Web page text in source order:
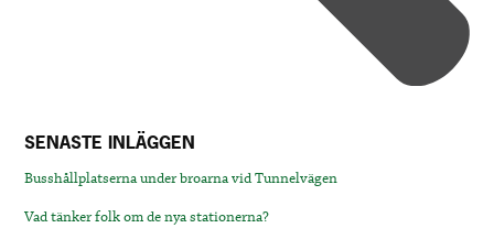
SENASTE INLÄGGEN
Busshållplatserna under broarna vid Tunnelvägen
Vad tänker folk om de nya stationerna?